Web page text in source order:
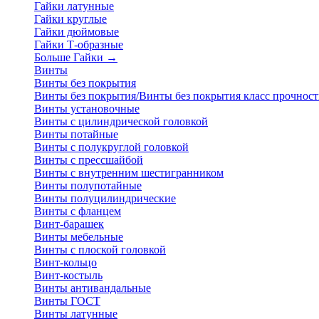
Гайки латунные
Гайки круглые
Гайки дюймовые
Гайки Т-образные
Больше Гайки →
Винты
Винты без покрытия
Винты без покрытия/Винты без покрытия класс
Винты установочные
Винты с цилиндрической головкой
Винты потайные
Винты с полукруглой головкой
Винты с прессшайбой
Винты с внутренним шестигранником
Винты полупотайные
Винты полуцилиндрические
Винты с фланцем
Винт-барашек
Винты мебельные
Винты с плоской головкой
Винт-кольцо
Винт-костыль
Винты антивандальные
Винты ГОСТ
Винты латунные